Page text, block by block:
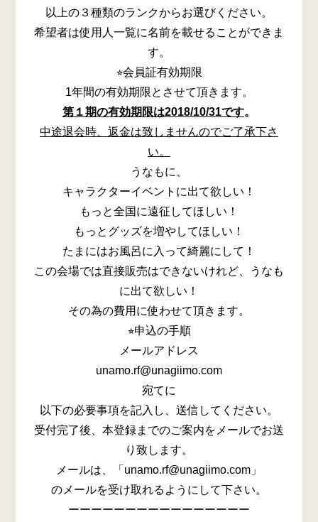
以上の３種類のランクからお選びください。
希望者は使用人一覧に名前を載せることができま
す。
⭐︎会員証有効期限
1年間の有効期限とさせて頂きます。
第１期の有効期限は2018/10/31です。
中途退会時、返金は致しませんのでご了承下さ
い。
うなもに、
キャラクターイベントに出て欲しい！
もっと全国に遠征してほしい！
もっとグッズを増やしてほしい！
たまにはお風呂に入って綺麗にして！
この会場では直接販売はできないけれど、うなも
に出て欲しい！
その為の費用に使わせて頂きます。
⭐︎申込の手順
メールアドレス
unamo.rf@unagiimo.com
宛てに
以下の必要事項を記入し、送信してください。
受付完了後、本登録までのご案内をメールでお送
り致します。
メールは、「unamo.rf@unagiimo.com」
のメールを受け取れるようにして下さい。
ーーーーーーーーーーーーーーーー